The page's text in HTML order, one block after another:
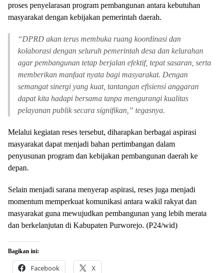
proses penyelarasan program pembangunan antara kebutuhan
masyarakat dengan kebijakan pemerintah daerah.
“DPRD akan terus membuka ruang koordinasi dan
kolaborasi dengan seluruh pemerintah desa dan kelurahan
agar pembangunan tetap berjalan efektif, tepat sasaran, serta
memberikan manfaat nyata bagi masyarakat. Dengan
semangat sinergi yang kuat, tantangan efisiensi anggaran
dapat kita hadapi bersama tanpa mengurangi kualitas
pelayanan publik secara signifikan,” tegasnya.
Melalui kegiatan reses tersebut, diharapkan berbagai aspirasi
masyarakat dapat menjadi bahan pertimbangan dalam
penyusunan program dan kebijakan pembangunan daerah ke
depan.
Selain menjadi sarana menyerap aspirasi, reses juga menjadi
momentum memperkuat komunikasi antara wakil rakyat dan
masyarakat guna mewujudkan pembangunan yang lebih merata
dan berkelanjutan di Kabupaten Purworejo. (P24/wid)
Bagikan ini:
Facebook X